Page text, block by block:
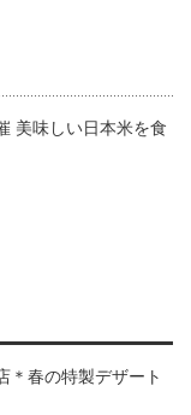
美味しい日本米を食
＊春の特製デザート